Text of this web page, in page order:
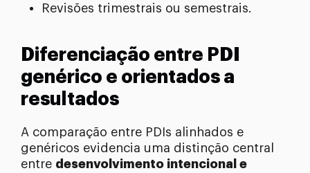
Revisões trimestrais ou semestrais.
Diferenciação entre PDI
genérico e orientados a
resultados
A comparação entre PDIs alinhados e
genéricos evidencia uma distinção central
entre desenvolvimento intencional e